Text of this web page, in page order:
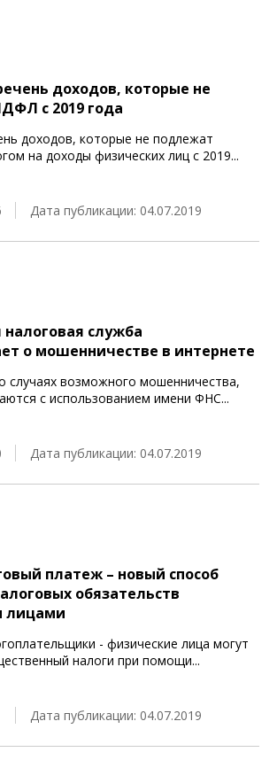
доходов, которые не
с 2019 года
доходов, которые не подлежат
на доходы физических лиц с 2019...
Дата публикации: 04.07.2019
служба
о мошенничестве в интернете
случаях возможного мошенничества,
с использованием имени ФНС...
Дата публикации: 04.07.2019
платеж – новый способ
обязательств
лицами
- физические лица могут
налоги при помощи...
Дата публикации: 04.07.2019